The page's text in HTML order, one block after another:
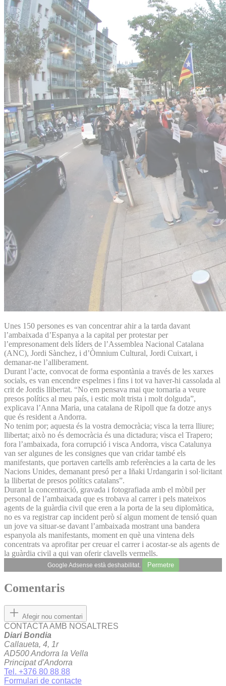
Unes 150 persones es van concentrar ahir a la tarda davant
l’ambaixada d’Espanya a la capital per protestar per
l’empresonament dels líders de l’Assemblea Nacional Catalana
(ANC), Jordi Sànchez, i d’Òmnium Cultural, Jordi Cuixart, i
demanar-ne l’alliberament.
Durant l’acte, convocat de forma espontània a través de les xarxes
socials, es van encendre espelmes i fins i tot va haver-hi cassolada al
crit de Jordis llibertat. “No em pensava mai que tornaria a veure
presos polítics al meu país, i estic molt trista i molt dolguda”,
explicava l’Anna Maria, una catalana de Ripoll que fa dotze anys
que és resident a Andorra.
No tenim por; aquesta és la vostra democràcia; visca la terra lliure;
llibertat; això no és democràcia és una dictadura; visca el Trapero;
fora l’ambaixada, fora corrupció i visca Andorra, visca Catalunya
van ser algunes de les consignes que van cridar també els
manifestants, que portaven cartells amb referències a la carta de les
Nacions Unides, demanant presó per a Iñaki Urdangarin i sol·licitant
la llibertat de presos polítics catalans”.
Durant la concentració, gravada i fotografiada amb el mòbil per
personal de l’ambaixada que es trobava al carrer i pels mateixos
agents de la guàrdia civil que eren a la porta de la seu diplomàtica,
no es va registrar cap incident però sí algun moment de tensió quan
un jove va situar-se davant l’ambaixada mostrant una bandera
espanyola als manifestants, moment en què una vintena dels
concentrats va aprofitar per creuar el carrer i acostar-se als agents de
la guàrdia civil a qui van oferir clavells vermells.
Google Adsense està deshabilitat. Permetre
Comentaris
Afegir nou comentari
CONTACTA AMB NOSALTRES
Diari Bondia
Callaueta, 4, 1r
AD500 Andorra la Vella
Principat d'Andorra
Tel. +376 80 88 88
Formulari de contacte